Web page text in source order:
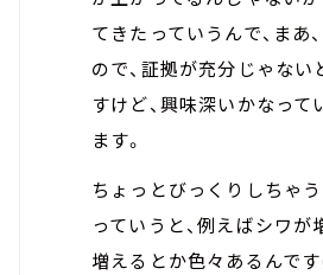
てきたっていうんで、まあ
ので、証拠が充分じゃな
すけど、興味深いかなって
ます。
ちょっとびっくりしちゃ
っていうと、例えばシワ
増えるとか色々あるんで